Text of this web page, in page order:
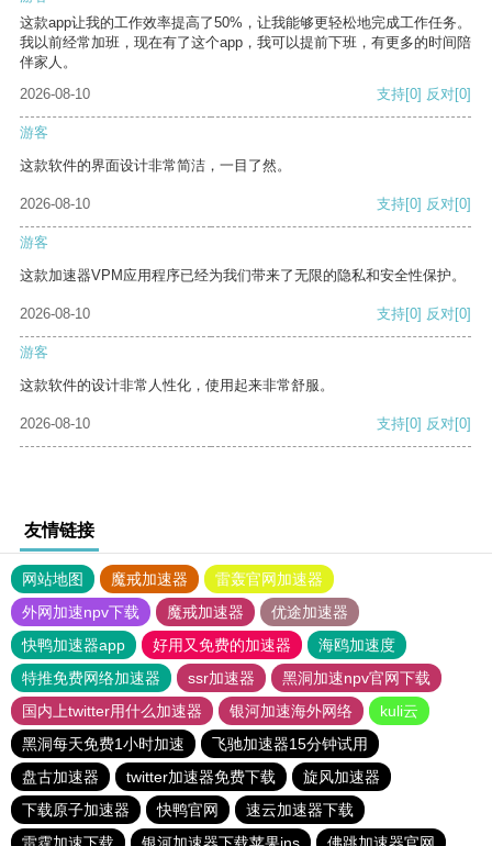
这款app让我的工作效率提高了50%，让我能够更轻松地完成工作任务。
我以前经常加班，现在有了这个app，我可以提前下班，有更多的时间陪
伴家人。
2026-08-10
支持[0] 反对[0]
游客
这款软件的界面设计非常简洁，一目了然。
2026-08-10 支持[0] 反对[0]
游客
这款加速器VPM应用程序已经为我们带来了无限的隐私和安全性保护。
2026-08-10 支持[0] 反对[0]
游客
这款软件的设计非常人性化，使用起来非常舒服。
2026-08-10 支持[0] 反对[0]
友情链接
网站地图 魔戒加速器
雷轰官网加速器
外网加速npv下载
魔戒加速器
优途加速器
快鸭加速器app
好用又免费的加速器
海鸥加速度
特推免费网络加速器
ssr加速器
黑洞加速npv官网下载
国内上twitter用什么加速器
银河加速海外网络
kuli云
黑洞每天免费1小时加速
飞驰加速器15分钟试用
盘古加速器
twitter加速器免费下载
旋风加速器
下载原子加速器
快鸭官网
速云加速器下载